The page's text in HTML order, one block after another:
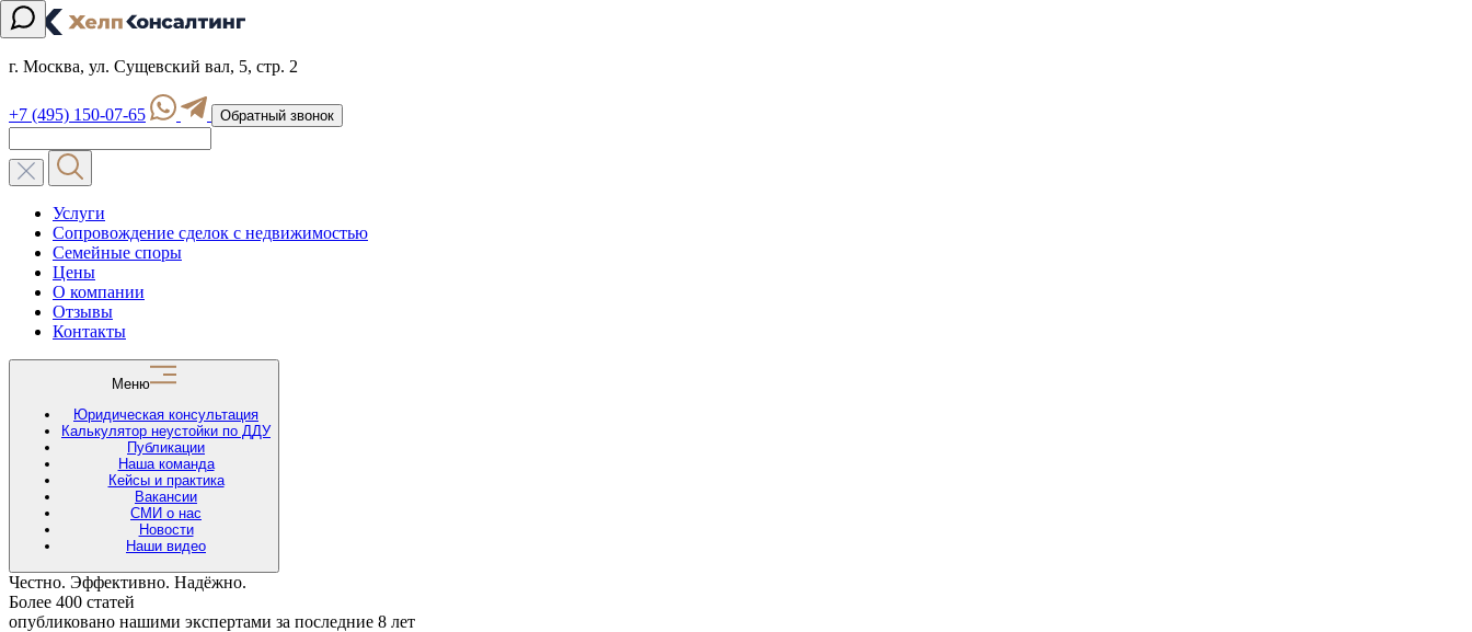
г. Москва, ул. Сущевский вал, 5, стр. 2
+7 (495) 150-07-65 Обратный звонок
Услуги
Сопровождение сделок с недвижимостью
Семейные споры
Цены
О компании
Отзывы
Контакты
Меню
Юридическая консультация
Калькулятор неустойки по ДДУ
Публикации
Наша команда
Кейсы и практика
Вакансии
СМИ о нас
Новости
Наши видео
Честно. Эффективно. Надёжно.
Более 400 статей
опубликовано нашими экспертами за последние 8 лет